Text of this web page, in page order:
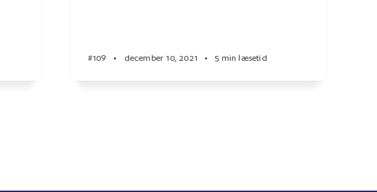
#109 • december 10, 2021 • 5 min læsetid